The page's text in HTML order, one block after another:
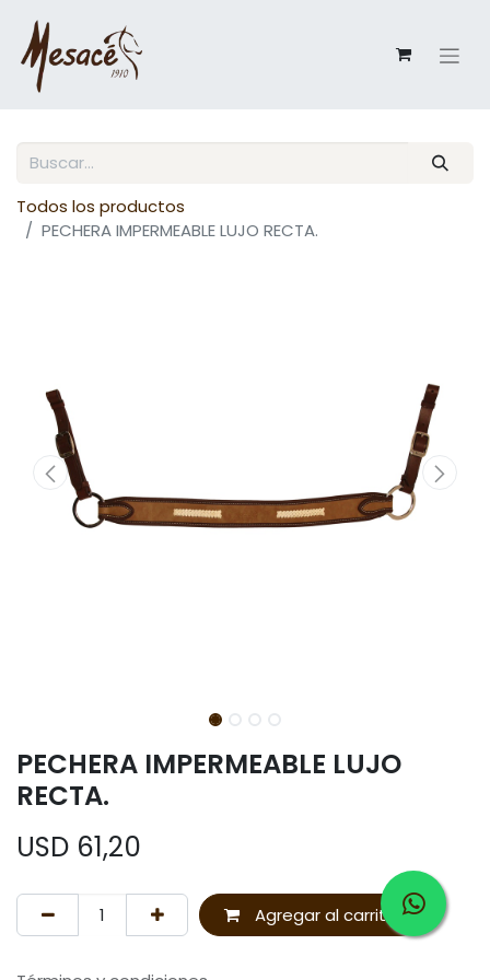
Todos los productos
PECHERA IMPERMEABLE LUJO RECTA.
PECHERA IMPERMEABLE LUJO
RECTA.
USD 61,20
Agregar al carrito